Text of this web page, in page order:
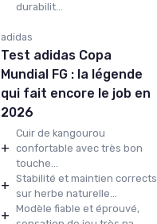
durabilit...
adidas
Test adidas Copa
Mundial FG : la légende
qui fait encore le job en
2026
+
Cuir de kangourou
confortable avec très bon
touche...
+ Stabilité et maintien corrects
sur herbe naturelle...
+ Modèle fiable et éprouvé,